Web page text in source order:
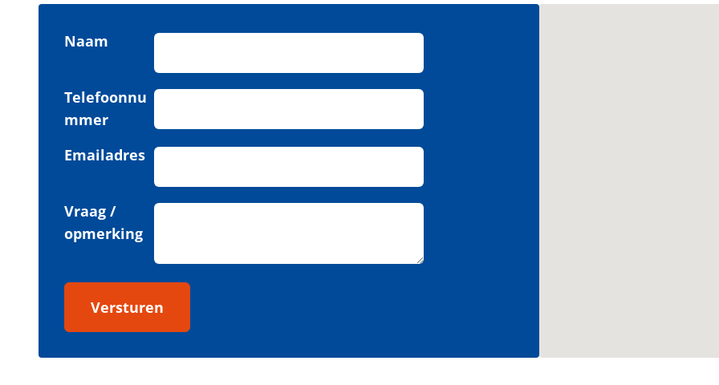
Naam
Telefoonnu
mmer
Emailadres
Vraag /
opmerking
Versturen